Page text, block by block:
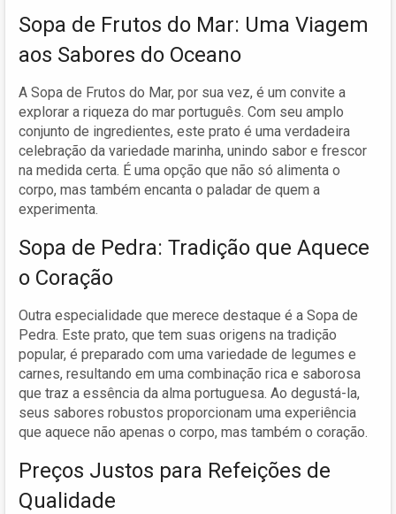
Sopa de Frutos do Mar: Uma Viagem
aos Sabores do Oceano
A Sopa de Frutos do Mar, por sua vez, é um convite a
explorar a riqueza do mar português. Com seu amplo
conjunto de ingredientes, este prato é uma verdadeira
celebração da variedade marinha, unindo sabor e frescor
na medida certa. É uma opção que não só alimenta o
corpo, mas também encanta o paladar de quem a
experimenta.
Sopa de Pedra: Tradição que Aquece
o Coração
Outra especialidade que merece destaque é a Sopa de
Pedra. Este prato, que tem suas origens na tradição
popular, é preparado com uma variedade de legumes e
carnes, resultando em uma combinação rica e saborosa
que traz a essência da alma portuguesa. Ao degustá-la,
seus sabores robustos proporcionam uma experiência
que aquece não apenas o corpo, mas também o coração.
Preços Justos para Refeições de
Qualidade